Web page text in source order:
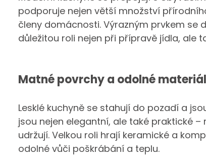
podporuje nejen větší množství
členy domácnosti. Výrazným prvkem se
důležitou roli nejen při přípravě jídla, ale
Matné povrchy a odolné
Lesklé kuchyně se stahují do pozadí a
jsou nejen elegantní, ale také praktické
udržují. Velkou roli hrají keramické a
odolné vůči poškrábání a teplu.